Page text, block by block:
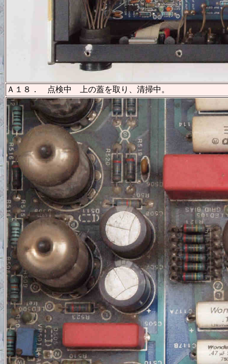
Ａ１８． 点検中 上の蓋を取り、清掃中。